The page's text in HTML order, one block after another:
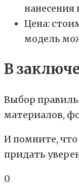
Цена:
модель
В
Выбор
материалов,
И помните,
придать
0